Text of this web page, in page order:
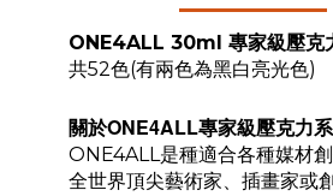
ONE4ALL 30ml 專家級壓克
共52色(有兩色為黑白亮光色)
關於ONE4ALL專家級壓克力
ONE4ALL是種適合各種媒材
全世界頂尖藝術家、插畫家或